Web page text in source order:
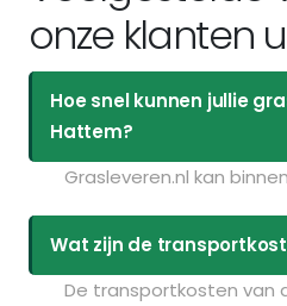
onze klanten
Hoe snel kunnen jullie
Hattem?
Wat zijn de